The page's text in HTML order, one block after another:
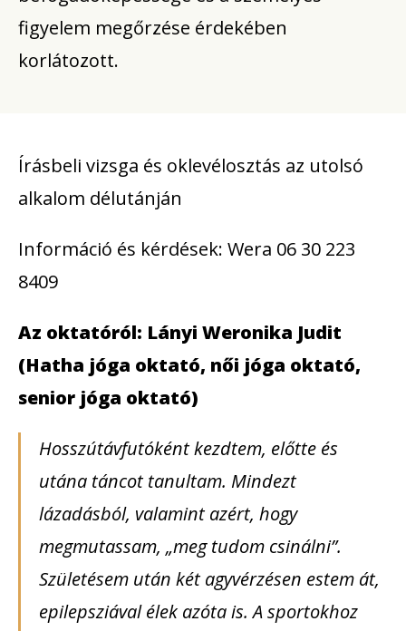
figyelem megőrzése érdekében
korlátozott.
Írásbeli vizsga és oklevélosztás az utolsó
alkalom délutánján
Információ és kérdések: Wera 06 30 223
8409
Az oktatóról: Lányi Weronika Judit
(Hatha jóga oktató, női jóga oktató,
senior jóga oktató)
Hosszútávfutóként kezdtem, előtte és
utána táncot tanultam. Mindezt
lázadásból, valamint azért, hogy
megmutassam, „meg tudom csinálni”.
Születésem után két agyvérzésen estem át,
epilepsziával élek azóta is. A sportokhoz